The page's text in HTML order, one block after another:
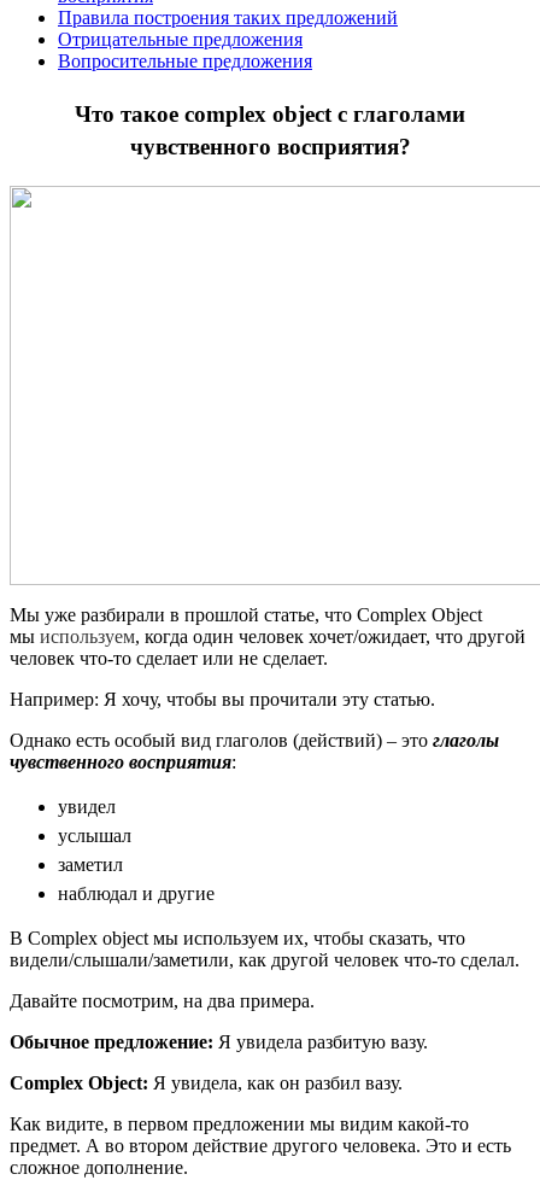
Правила построения таких предложений
Отрицательные предложения
Вопросительные предложения
Что такое complex object с глаголами
чувственного восприятия?
Мы уже разбирали в прошлой статье, что Complex Object
мы используем, когда один человек хочет/ожидает, что другой
человек что-то сделает или не сделает.
Например: Я хочу, чтобы вы прочитали эту статью.
Однако есть особый вид глаголов (действий) – это глаголы
чувственного восприятия:
увидел
услышал
заметил
наблюдал и другие
В Complex object мы используем их, чтобы сказать, что
видели/слышали/заметили, как другой человек что-то сделал.
Давайте посмотрим, на два примера.
Обычное предложение: Я увидела разбитую вазу.
Complex Object: Я увидела, как он разбил вазу.
Как видите, в первом предложении мы видим какой-то
предмет. А во втором действие другого человека. Это и есть
сложное дополнение.